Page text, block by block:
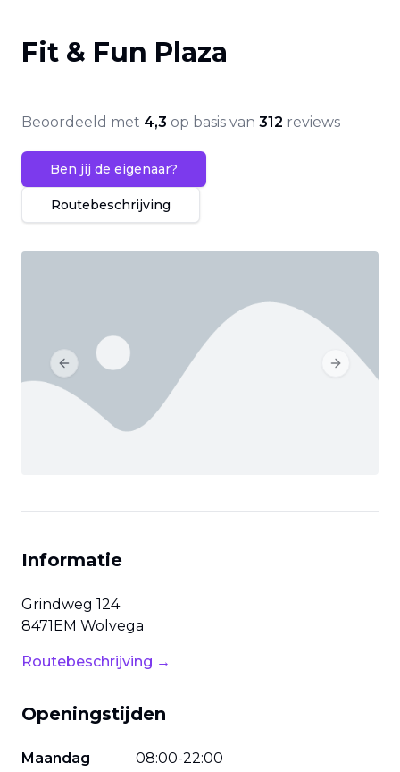
Fit & Fun Plaza
Beoordeeld met 4,3 op basis van 312 reviews
Ben jij de eigenaar?
Routebeschrijving
Previous slide Next slide
Informatie
Grindweg 124
8471EM Wolvega
Routebeschrijving →
Openingstijden
Maandag 08:00-22:00